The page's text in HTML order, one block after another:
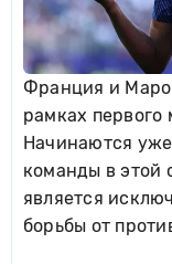
Франция и
рамках первого
Начинаются
команды в этой
является
борьбы от